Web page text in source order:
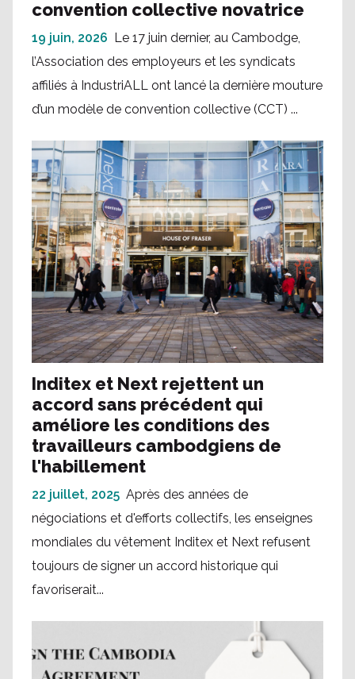
convention collective novatrice
19 juin, 2026
Le 17 juin dernier, au Cambodge,
l’Association des employeurs et les syndicats
affiliés à IndustriALL ont lancé la dernière mouture
d’un modèle de convention collective (CCT) ...
Inditex et Next rejettent un
accord sans précédent qui
améliore les conditions des
travailleurs cambodgiens de
l'habillement
22 juillet, 2025 Après des années de
négociations et d'efforts collectifs, les enseignes
mondiales du vêtement Inditex et Next refusent
toujours de signer un accord historique qui
favoriserait...